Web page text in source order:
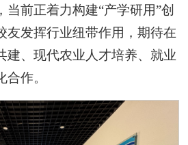
前正着力构建“产学研用”创
友发挥行业纽带作用，期待在
建、现代农业人才培养、就业
作。